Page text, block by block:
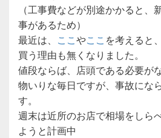
（工事費などが別途かかると、
事があるため）
最近は、 ここやここ を考えると
買う理由も無くなりました。
値段ならば、店頭である必要が
物いりな毎日ですが、事故にな
す。
週末は近所のお店で相場をしら
ようと計画中